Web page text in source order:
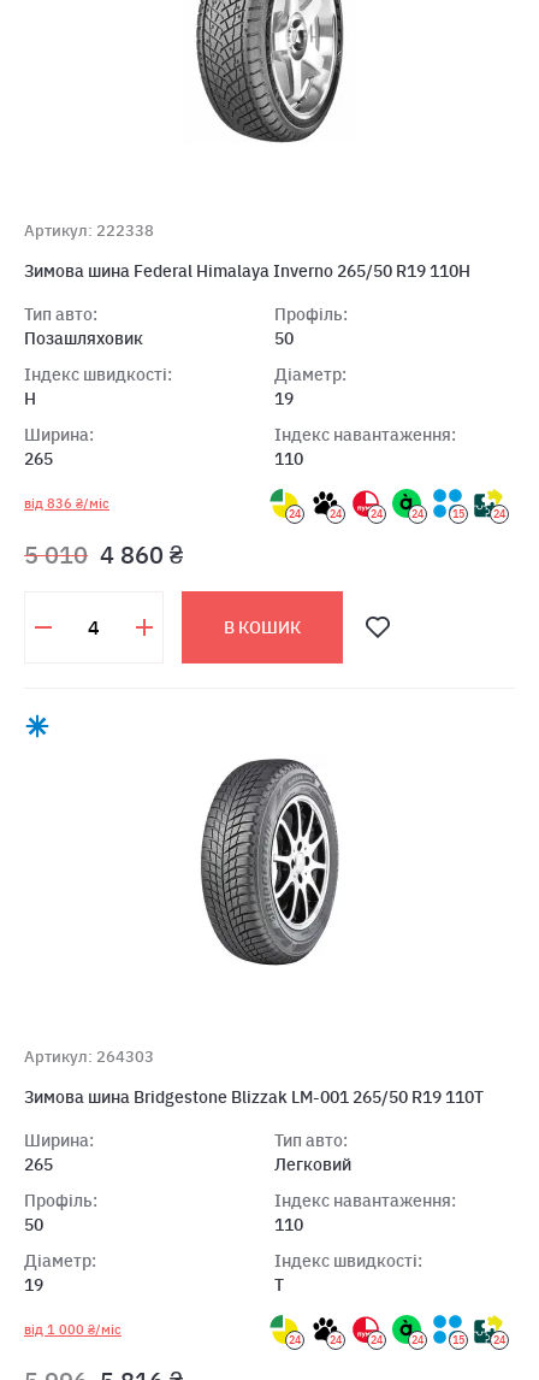
Артикул: 222338
Зимова шина Federal Himalaya Inverno 265/50 R19 110H
Тип авто:
Позашляховик
Індекс швидкості:
H
Ширина:
265
Профіль:
50
Діаметр:
19
Індекс навантаження:
110
від 836 ₴/міс
24 24 24 24 15 24
5 010 4 860 ₴
В КОШИК
Артикул: 264303
Зимова шина Bridgestone Blizzak LM-001 265/50 R19 110T
Ширина:
265
Профіль:
50
Діаметр:
19
Тип авто:
Легковий
Індекс навантаження:
110
Індекс швидкості:
T
від 1 000 ₴/міс
24 24 24 24 15 24